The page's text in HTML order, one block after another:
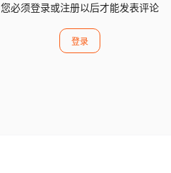
您必须登录或注册以后才能发表评论
登录